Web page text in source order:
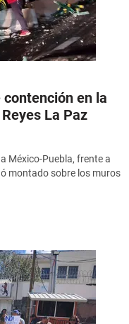
en la
La Paz
México-Puebla, frente a
montado sobre los muros